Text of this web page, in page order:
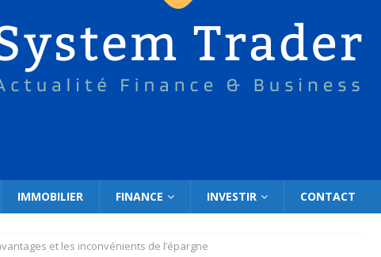
IMMOBILIER FINANCE INVESTIR CONTACT
et les inconvénients de l’épargne